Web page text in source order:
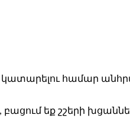
համար
եք շշերի